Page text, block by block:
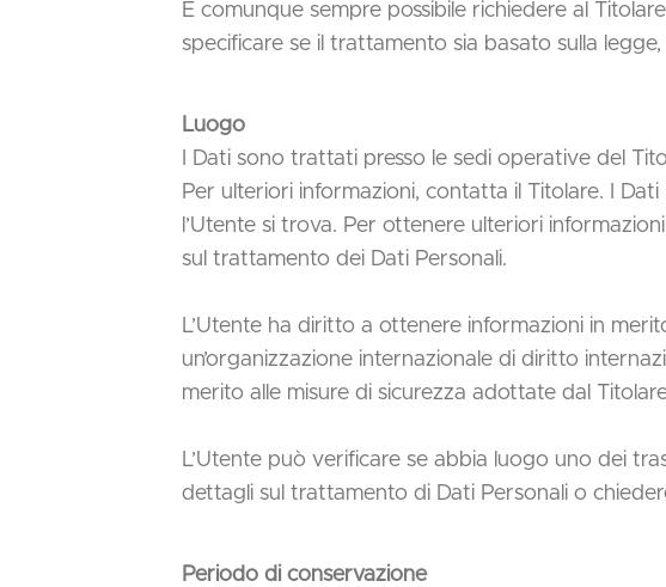
È comunque sempre possibile richiedere al
specificare se il trattamento sia basato sulla
Luogo
I Dati sono trattati presso le sedi operative del
Per ulteriori informazioni, contatta il Titolare. I
l’Utente si trova. Per ottenere ulteriori
sul trattamento dei Dati Personali.
L’Utente ha diritto a ottenere informazioni in
un’organizzazione internazionale di diritto
merito alle misure di sicurezza adottate dal
L’Utente può verificare se abbia luogo uno dei
dettagli sul trattamento di Dati Personali o
Periodo di conservazione